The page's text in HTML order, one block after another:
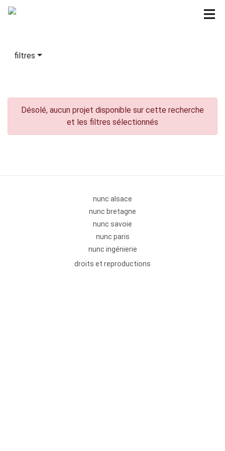
filtres
Désolé, aucun projet disponible sur cette recherche
et les filtres sélectionnés
nunc alsace
nunc bretagne
nunc savoie
nunc paris
nunc ingénierie
droits et reproductions